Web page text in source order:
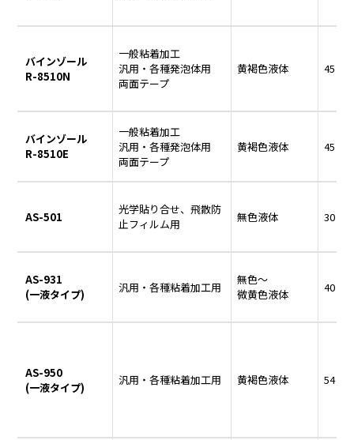
バインゾール
R-8510N
一般粘着加工
汎用・各種発泡体用
両面テープ
黄褐色液体 45
バインゾール
R-8510E
一般粘着加工
汎用・各種発泡体用
両面テープ
黄褐色液体 45
AS-501
光学貼り合せ、飛散防
止フィルム用
無色液体 30
AS-931
(一液タイプ)
汎用・各種粘着加工用
無色～
微黄色液体
40
AS-950
(一液タイプ)
汎用・各種粘着加工用 黄褐色液体 54